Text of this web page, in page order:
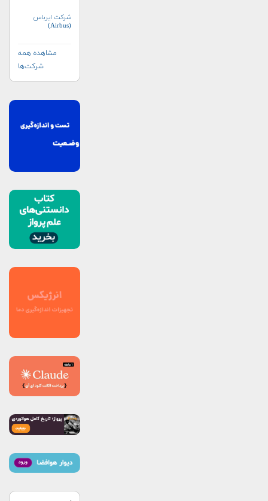
شرکت ایرباس
(Airbus)
مشاهده همه
شرکت‌ها